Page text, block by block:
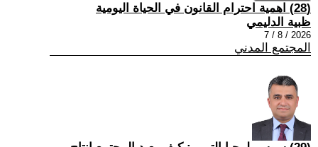
(28) اهمية احترام القانون في الحياة اليومية
ظبية الدليمي
2026 / 8 / 7
المجتمع المدني